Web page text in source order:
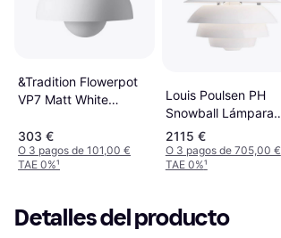
&Tradition Flowerpot
VP7 Matt White
37cm
303 €
O 3 pagos de 101,00 €
TAE 0%¹
Louis Poulsen PH
Snowball Lámpara
Colgante 40cm
2115 €
O 3 pagos de 705,00 €
TAE 0%¹
Detalles del producto